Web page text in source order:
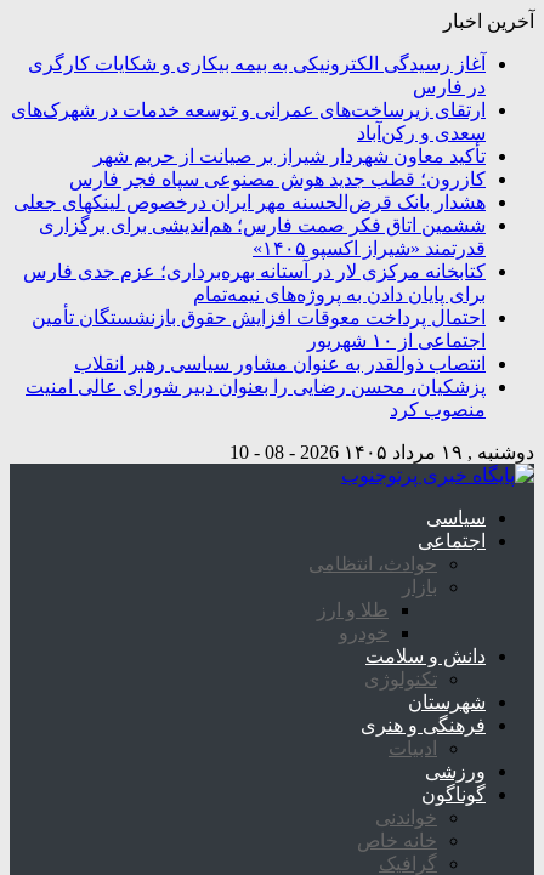
آخرین اخبار
آغاز رسیدگی الکترونیکی به بیمه بیکاری و شکایات کارگری
در فارس
ارتقای زیرساخت‌های عمرانی و توسعه خدمات در شهرک‌های
سعدی و رکن‌آباد
تأکید معاون شهردار شیراز بر صیانت از حریم شهر
کازرون؛ قطب جدید هوش مصنوعی سپاه فجر فارس
هشدار بانک قرض‌الحسنه مهر ایران درخصوص لینکهای جعلی
ششمین اتاق فکر صمت فارس؛ هم‌اندیشی برای برگزاری
قدرتمند «شیراز اکسپو ۱۴۰۵»
کتابخانه مرکزی لار در آستانه بهره‌برداری؛ عزم جدی فارس
برای پایان دادن به پروژه‌های نیمه‌تمام
احتمال پرداخت معوقات افزایش حقوق بازنشستگان تأمین
اجتماعی از ۱۰ شهریور
انتصاب ذوالقدر به عنوان مشاور سیاسی رهبر انقلاب
پزشکیان، محسن رضایی را بعنوان دبیر شورای عالی امنیت
منصوب کرد
دوشنبه , ۱۹ مرداد ۱۴۰۵ 2026 - 08 - 10
سیاسی
اجتماعی
حوادث، انتظامی
بازار
طلا و ارز
خودرو
دانش و سلامت
تکنولوژی
شهرستان
فرهنگی و هنری
ادبیات
ورزشی
گوناگون
خواندنی
خانه خاص
گرافیک